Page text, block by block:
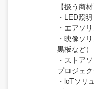
【扱う商材
・LED照明
・エアソ
・映像ソ
黒板など）
・ストア
プロジェク
・loTソリ